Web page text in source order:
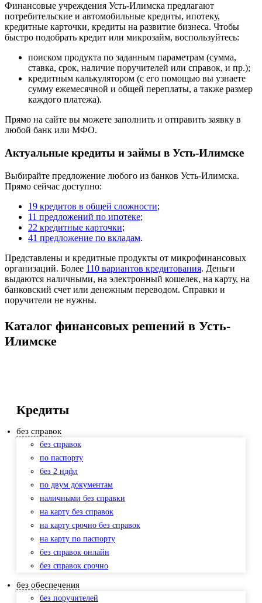
Финансовые учреждения Усть-Илимска предлагают
потребительские и автомобильные кредиты, ипотеку,
кредитные карточки, кредиты на развитие бизнеса. Чтобы
быстро подобрать кредит или микрозайм, воспользуйтесь:
поиском продукта по заданным параметрам (сумма,
ставка, срок, наличие поручителей или справок, и пр.);
кредитным калькулятором (с его помощью вы узнаете
сумму ежемесячной и общей переплаты, а также размер
каждого платежа).
Прямо на сайте вы можете заполнить и отправить заявку в
любой банк или МФО.
Актуальные кредиты и займы в Усть-Илимске
Выбирайте предложение любого из банков Усть-Илимска.
Прямо сейчас доступно:
19 кредитов в общей сложности;
11 предложений по ипотеке;
22 кредитные карточки;
41 предложение по вкладам.
Представлены и кредитные продукты от микрофинансовых
организаций. Более 110 вариантов кредитования. Деньги
выдаются наличными, на электронный кошелек, на карту, на
банковский счет или денежным переводом. Справки и
поручители не нужны.
Каталог финансовых решений в Усть-
Илимске
Кредиты
без справок
без справок
по паспорту
без 2 ндфл
по двум документам
наличными без справки
на карту без справок
на карту срочно без справок
на карту по паспорту
без справок онлайн
без справок срочно
без обеспечения
без поручителей